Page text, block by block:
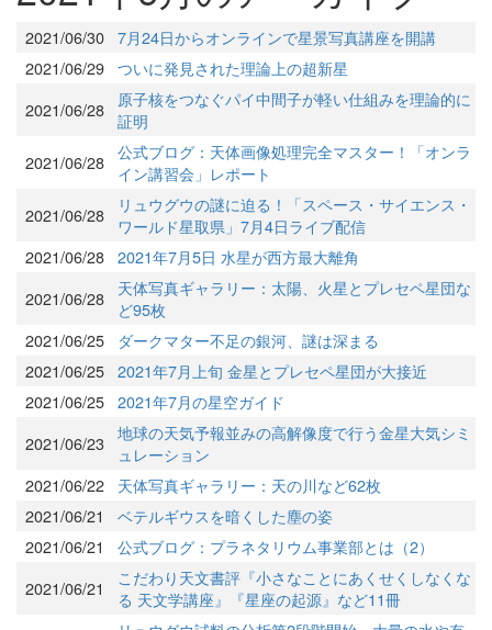
2021/06/30 7月24日からオンラインで星景写真講座を開講
2021/06/29 ついに発見された理論上の超新星
2021/06/28
原子核をつなぐパイ中間子が軽い仕組みを理論的に
証明
2021/06/28 公式ブログ：天体画像処理完全マスター！「オンラ
イン講習会」レポート
2021/06/28
リュウグウの謎に迫る！「スペース・サイエンス・
ワールド星取県」7月4日ライブ配信
2021/06/28 2021年7月5日 水星が西方最大離角
2021/06/28
天体写真ギャラリー：太陽、火星とプレセペ星団な
ど95枚
2021/06/25
ダークマター不足の銀河、謎は深まる
2021/06/25 2021年7月上旬 金星とプレセペ星団が大接近
2021/06/25 2021年7月の星空ガイド
2021/06/23 地球の天気予報並みの高解像度で行う金星大気シミ
ュレーション
2021/06/22
天体写真ギャラリー：天の川など62枚
2021/06/21
ベテルギウスを暗くした塵の姿
2021/06/21
公式ブログ：プラネタリウム事業部とは（2）
2021/06/21
こだわり天文書評『小さなことにあくせくしなくな
る 天文学講座』『星座の起源』など11冊